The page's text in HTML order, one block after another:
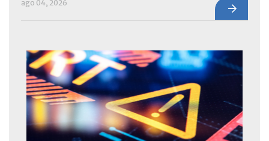
ago 04, 2026